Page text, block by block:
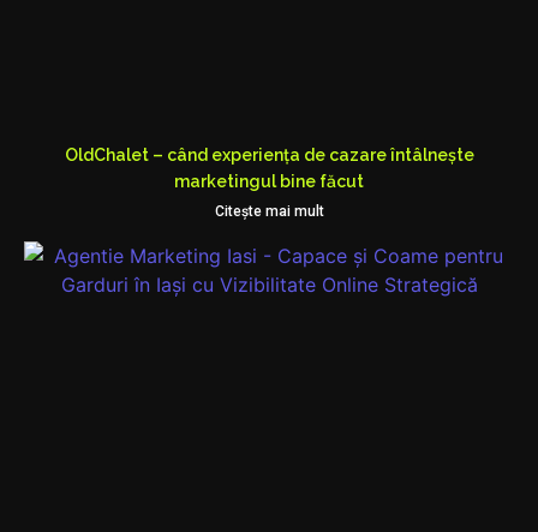
OldChalet – când experiența de cazare întâlnește
marketingul bine făcut
Citeşte mai mult